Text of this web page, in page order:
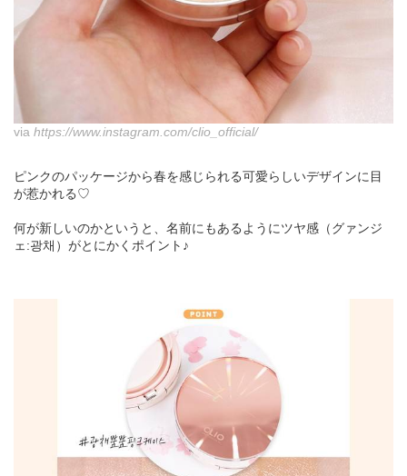
via https://www.instagram.com/clio_official/
ピンクのパッケージから春を感じられる可愛らしいデザインに目
が惹かれる♡
何が新しいのかというと、名前にもあるようにツヤ感（グァンジ
ェ:광채）がとにかくポイント♪